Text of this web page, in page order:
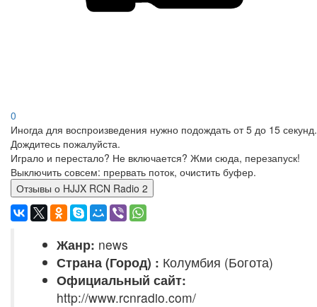
0
Иногда для воспроизведения нужно подождать от 5 до 15 секунд.
Дождитесь пожалуйста.
Играло и перестало? Не включается? Жми сюда, перезапуск!
Выключить совсем: прервать поток, очистить буфер.
Отзывы о HJJX RCN Radio 2
Жанр: news
Страна (Город) : Колумбия (Богота)
Официальный сайт:
http://www.rcnradio.com/